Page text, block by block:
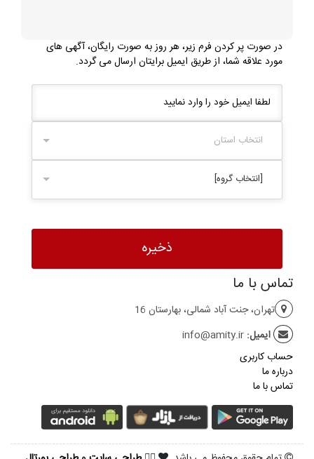
در صورت پر کردن فرم زیر، هر روز به صورت رایگان، آگهی های
مورد علاقه شما، از طریق ایمیل برایتان ارسال می گردد.
انتخاب استان
[انتخاب گروه]
تماس با ما
تهران، جنت آباد شمالی، بهارستان 16
ایمیل: info@amity.ir
حساب کاربری
درباره ما
تماس با ما